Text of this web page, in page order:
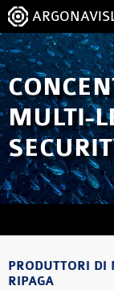
MULTI-
PRODUTTORI DI
RIPAGA